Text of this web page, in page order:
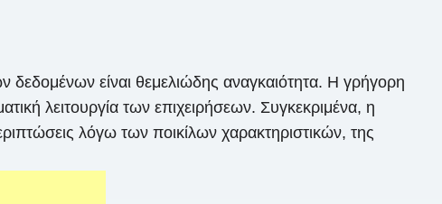
δεδομένων είναι θεμελιώδης αναγκαιότητα. Η γρήγορη
λειτουργία των επιχειρήσεων. Συγκεκριμένα, η
λόγω των ποικίλων χαρακτηριστικών, της